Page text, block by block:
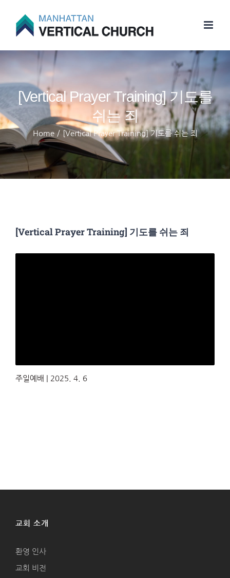
[Vertical Prayer Training] 기도를
쉬는 죄
Home / [Vertical Prayer Training] 기도를 쉬는 죄
[Vertical Prayer Training] 기도를 쉬는 죄
주일예배 | 2025. 4. 6
교회 소개
환영 인사
교회 비전